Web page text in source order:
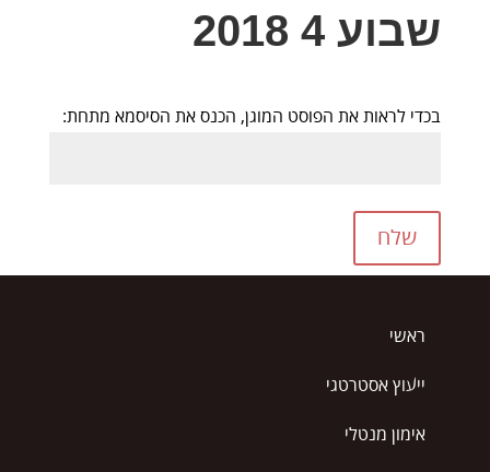
שבוע 4 2018
בכדי לראות את הפוסט המוגן, הכנס את הסיסמא מתחת:
שלח
ראשי
ייעוץ אסטרטגי
אימון מנטלי